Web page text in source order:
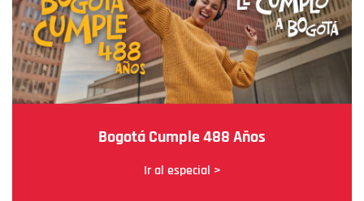
Bogotá Cumple 488 Años
Ir al especial >